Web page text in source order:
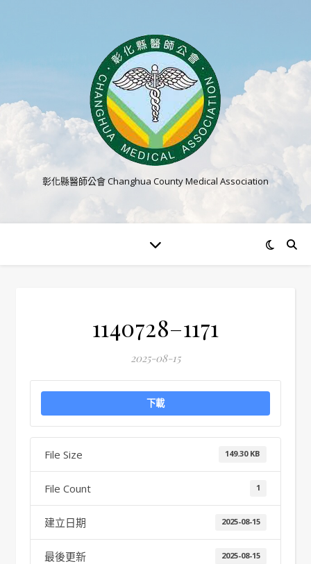
彰化縣醫師公會 Changhua County Medical Association
1140728–1171
2025-08-15
下載
File Size 149.30 KB
File Count 1
建立日期 2025-08-15
最後更新 2025-08-15